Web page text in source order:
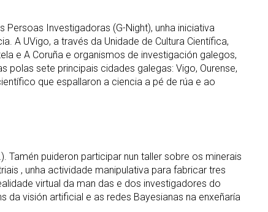
Investigadoras (G-Night), unha iniciativa
A UVigo, a través da Unidade de Cultura Científica,
e A Coruña e organismos de investigación galegos,
polas sete principais cidades galegas: Vigo, Ourense,
que espallaron a ciencia a pé de rúa e ao
Tamén puideron participar nun taller sobre os minerais
, unha actividade manipulativa para fabricar tres
virtual da man das e dos investigadores do
da visión artificial e as redes Bayesianas na enxeñaría